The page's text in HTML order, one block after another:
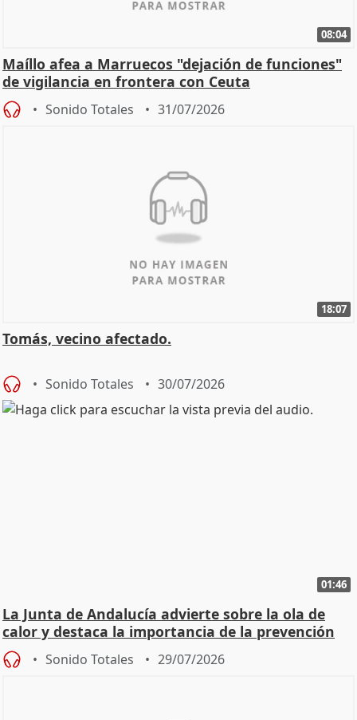
08:04
Maíllo afea a Marruecos "dejación de funciones"
de vigilancia en frontera con Ceuta
Sonido Totales 31/07/2026
18:07
Tomás, vecino afectado.
Sonido Totales 30/07/2026
01:46
La Junta de Andalucía advierte sobre la ola de
calor y destaca la importancia de la prevención
Sonido Totales 29/07/2026